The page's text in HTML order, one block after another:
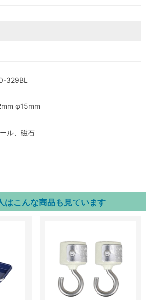
329BL
φ15mm
ル、磁石
はこんな商品も見ています